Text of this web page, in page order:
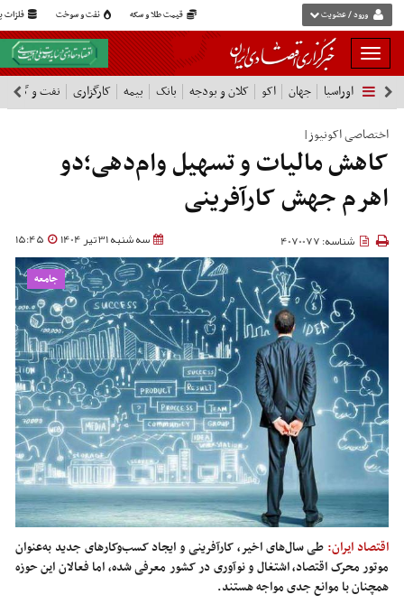
قیمت طلا و سکه نفت و سوخت فلزات ورود / عضویت
بار
و
بسته
نمودن
فهرست
اوراسیا جهان اکو کلان و بودجه بانک بیمه کارگزاری نفت و گاز
شرکت ها
اختصاصی اکونیوز|
کاهش مالیات و تسهیل وام‌دهی؛دو
اهرم جهش کارآفرینی
سه شنبه 31 تیر 1404 15:45 شناسه: 4070077
جامعه
اقتصاد ایران: طی سال‌های اخیر، کارآفرینی و ایجاد کسب‌وکارهای جدید به‌عنوان
موتور محرک اقتصاد، اشتغال و نوآوری در کشور معرفی شده، اما فعالان این حوزه
همچنان با موانع جدی مواجه هستند.